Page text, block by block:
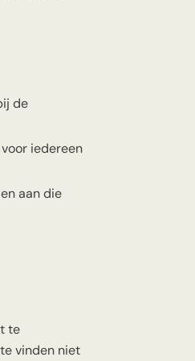
de
iedereen
aan die
te
vinden niet